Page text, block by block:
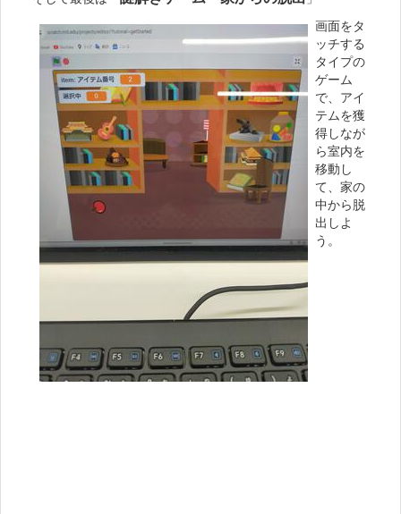
画面をタ
ッチする
タイプの
ゲーム
で、アイ
テムを獲
得しなが
ら室内を
移動し
て、家の
中から脱
出しよ
う。